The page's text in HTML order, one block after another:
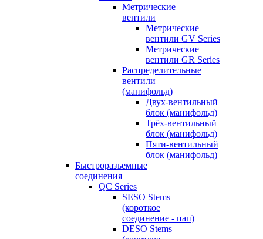
Метрические
вентили
Метрические
вентили GV Series
Метрические
вентили GR Series
Распределительные
вентили
(манифольд)
Двух-вентильный
блок (манифольд)
Трёх-вентильный
блок (манифольд)
Пяти-вентильный
блок (манифольд)
Быстроразъемные
соединения
QC Series
SESO Stems
(короткое
соединение - пап)
DESO Stems